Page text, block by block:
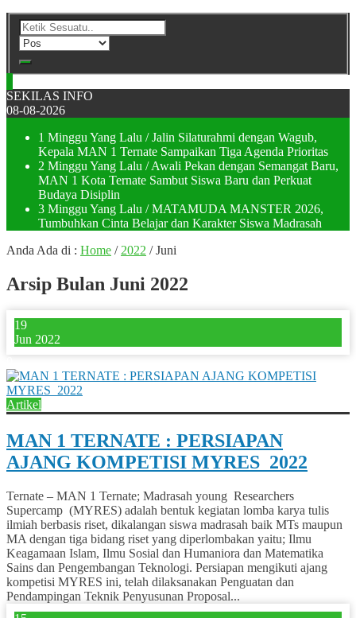
SEKILAS INFO
08-08-2026
1 Minggu Yang Lalu / Jalin Silaturahmi dengan Wagub,
Kepala MAN 1 Ternate Sampaikan Tiga Agenda Prioritas
2 Minggu Yang Lalu / Awali Pekan dengan Semangat Baru,
MAN 1 Kota Ternate Sambut Siswa Baru dan Perkuat
Budaya Disiplin
3 Minggu Yang Lalu / MATAMUDA MANSTER 2026,
Tumbuhkan Cinta Belajar dan Karakter Siswa Madrasah
Anda Ada di : Home / 2022 /Juni
Arsip Bulan Juni 2022
19
Jun 2022
Artikel
MAN 1 TERNATE : PERSIAPAN
AJANG KOMPETISI MYRES 2022
Ternate – MAN 1 Ternate; Madrasah young Researchers
Supercamp (MYRES) adalah bentuk kegiatan lomba karya tulis
ilmiah berbasis riset, dikalangan siswa madrasah baik MTs maupun
MA dengan tiga bidang riset yang diperlombakan yaitu; Ilmu
Keagamaan Islam, Ilmu Sosial dan Humaniora dan Matematika
Sains dan Pengembangan Teknologi. Persiapan mengikuti ajang
kompetisi MYRES ini, telah dilaksanakan Penguatan dan
Pendampingan Teknik Penyusunan Proposal...